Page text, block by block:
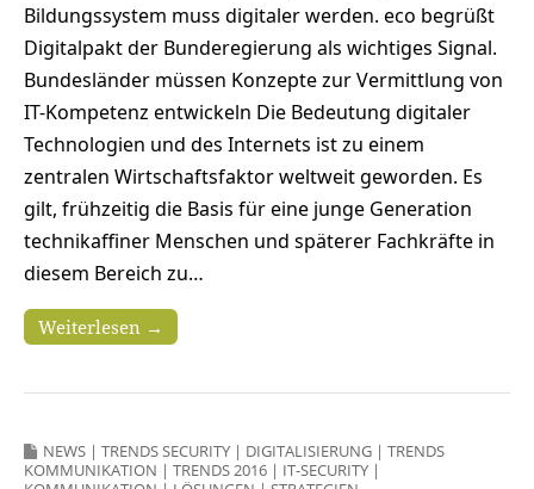
Bildungssystem muss digitaler werden. eco begrüßt
Digitalpakt der Bunderegierung als wichtiges Signal.
Bundesländer müssen Konzepte zur Vermittlung von
IT-Kompetenz entwickeln Die Bedeutung digitaler
Technologien und des Internets ist zu einem
zentralen Wirtschaftsfaktor weltweit geworden. Es
gilt, frühzeitig die Basis für eine junge Generation
technikaffiner Menschen und späterer Fachkräfte in
diesem Bereich zu…
Weiterlesen →
NEWS | TRENDS SECURITY | DIGITALISIERUNG | TRENDS
KOMMUNIKATION | TRENDS 2016 | IT-SECURITY |